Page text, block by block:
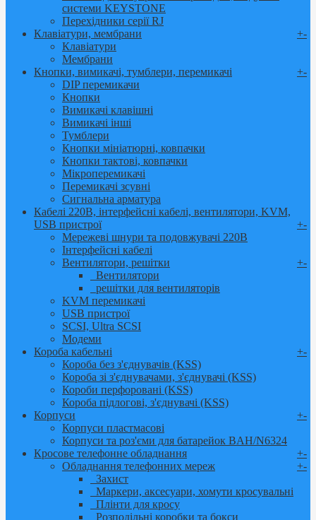
системи KEYSTONE
Перехідники серії RJ
Клавіатури, мембрани
+-
Клавіатури
Мембрани
Кнопки, вимикачі, тумблери, перемикачі
+-
DIP перемикачи
Кнопки
Вимикачі клавішні
Вимикачі інші
Тумблери
Кнопки мініатюрні, ковпачки
Кнопки тактові, ковпачки
Мікроперемикачі
Перемикачі зсувні
Сигнальна арматура
Кабелі 220В, інтерфейсні кабелі, вентилятори, KVM,
USB пристрої
+-
Мережеві шнури та подовжувачі 220В
Інтерфейсні кабелі
Вентилятори, решітки
+-
Вентилятори
решітки для вентиляторів
KVM перемикачі
USB пристрої
SCSI, Ultra SCSI
Модеми
Короба кабельні
+-
Короба без з'єднувачів (KSS)
Короба зі з'єднувачами, з'єднувачі (KSS)
Короби перфоровані (KSS)
Короба підлогові, з'єднувачі (KSS)
Корпуси
+-
Корпуси пластмасові
Корпуси та роз'єми для батарейок BAH/N6324
Кросове телефонне обладнання
+-
Обладнання телефонних мереж
+-
Захист
Маркери, аксесуари, хомути кросувальні
Плінти для кросу
Розподільні коробки та бокси